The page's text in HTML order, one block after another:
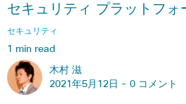
セキュリティ プラットフォ
セキュリティ
1 min read
木村 滋
2021年5月12日 - 0 コメント